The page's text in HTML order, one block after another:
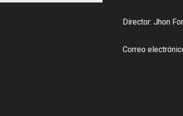
Director: Jhon
Correo